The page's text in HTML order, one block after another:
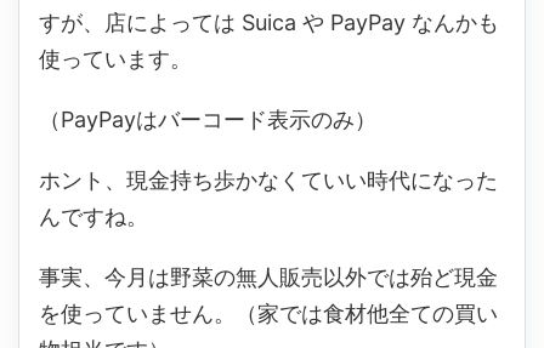
すが、店によっては Suica や PayPay なんかも
使っています。
（PayPayはバーコード表示のみ）
ホント、現金持ち歩かなくていい時代になった
んですね。
事実、今月は野菜の無人販売以外では殆ど現金
を使っていません。（家では食材他全ての買い